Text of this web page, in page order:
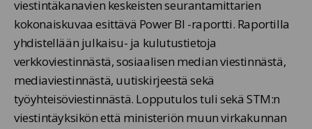
viestintäkanavien keskeisten seurantamittarien
kokonaiskuvaa esittävä Power BI -raportti. Raportilla
yhdistellään julkaisu- ja kulutustietoja
verkkoviestinnästä, sosiaalisen median viestinnästä,
mediaviestinnästä, uutiskirjeestä sekä
työyhteisöviestinnästä. Lopputulos tuli sekä STM:n
viestintäyksikön että ministeriön muun virkakunnan